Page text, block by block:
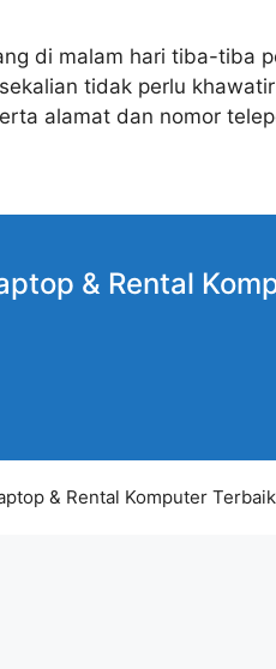
di malam hari tiba-tiba
tidak perlu
alamat dan nomor
& Rental
& Rental Komputer Terbaik